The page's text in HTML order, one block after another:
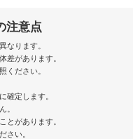
注意点
なります。
差があります。
ください。
確定します。
。
とがあります。
さい。